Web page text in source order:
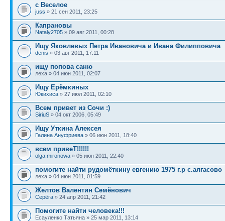
с Веселое
juss » 21 сен 2011, 23:25
Капрановы
Nataly2705 » 09 авг 2011, 00:28
Ищу Яковлевых Петра Ивановича и Ивана Филипповича
denis » 03 авг 2011, 17:11
ищу попова саню
леха » 04 июн 2011, 02:07
Ищу Ерёмкиных
Юкихиса » 27 июл 2011, 02:10
Всем привет из Сочи :)
SiriuS » 04 окт 2006, 05:49
Ищу Уткина Алексея
Галина Ануфриева » 06 июн 2011, 18:40
всем привеТ!!!!!!
olga.mironowa » 05 июн 2011, 22:40
помогите найти рудомёткину евгению 1975 г.р с.алгасово
леха » 04 июн 2011, 01:59
Желтов Валентин Семёнович
Серёга » 24 апр 2011, 21:42
Помогите найти человека!!!
Есауленко Татьяна » 25 мар 2011, 13:14